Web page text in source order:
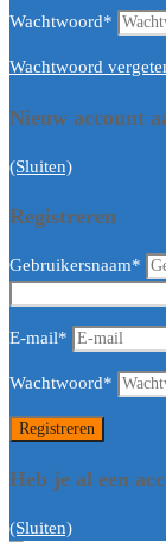
Wachtwoord*
Wachtwoord
Nieuw account
(Sluiten)
Registreren
Gebruikersnaam*
E-mail*
Wachtwoord*
Heb je al een
(Sluiten)